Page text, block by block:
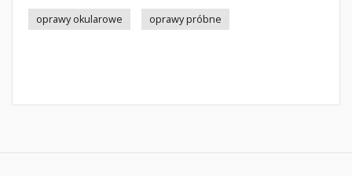
oprawy okularowe
oprawy próbne